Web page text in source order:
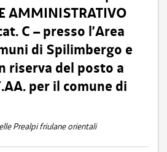
AMMINISTRATIVO
C – presso l’Area
di Spilimbergo e
riserva del posto a
per il comune di
Prealpi friulane orientali